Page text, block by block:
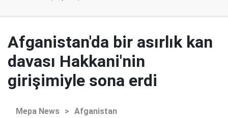
Afganistan'da bir asırlık kan
davası Hakkani'nin
girişimiyle sona erdi
Mepa News > Afganistan